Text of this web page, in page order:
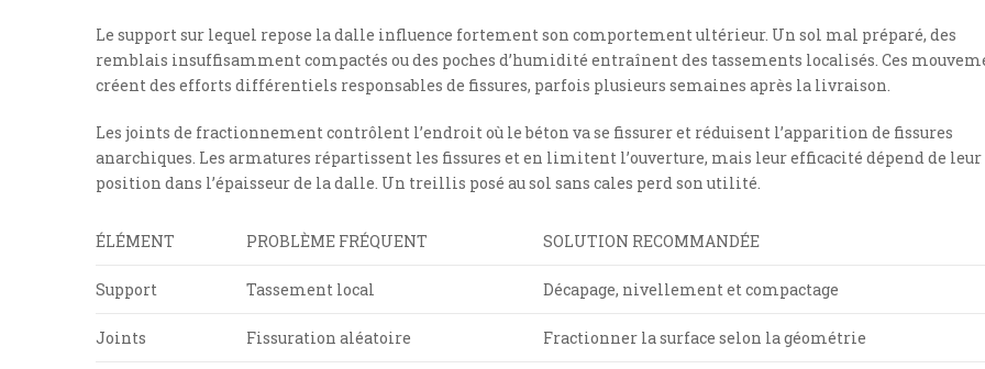
Le support sur lequel repose la dalle influence fortement son comportement ultérieur. Un sol mal préparé, des
remblais insuffisamment compactés ou des poches d’humidité entraînent des tassements localisés. Ces
créent des efforts différentiels responsables de fissures, parfois plusieurs semaines après la livraison.
Les joints de fractionnement contrôlent l’endroit où le béton va se fissurer et réduisent l’apparition de fissures
anarchiques. Les armatures répartissent les fissures et en limitent l’ouverture, mais leur efficacité dépend de leur
position dans l’épaisseur de la dalle. Un treillis posé au sol sans cales perd son utilité.
ÉLÉMENT PROBLÈME FRÉQUENT SOLUTION RECOMMANDÉE
Support Tassement local Décapage, nivellement et compactage
Joints Fissuration aléatoire Fractionner la surface selon la géométrie